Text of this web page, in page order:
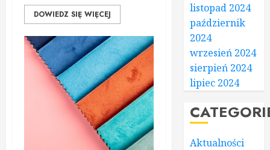
DOWIEDZ SIĘ WIĘCEJ
listopad 2024
październik
2024
wrzesień 2024
sierpień 2024
lipiec 2024
Aktualności